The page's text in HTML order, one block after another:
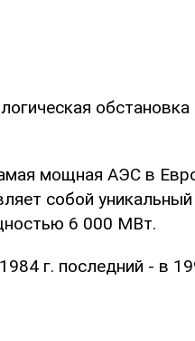
мощная АЭС в
собой
6 000 МВт.
г. последний - в